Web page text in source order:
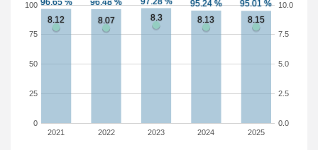
2021 2022 2023 2024 2025
0
25
50
75
100
0.0
2.5
5.0
7.5
10.0